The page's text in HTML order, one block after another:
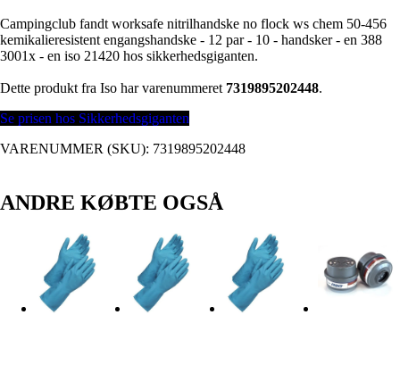
Campingclub fandt worksafe nitrilhandske no flock ws chem 50-456
kemikalieresistent engangshandske - 12 par - 10 - handsker - en 388
3001x - en iso 21420 hos sikkerhedsgiganten.
Dette produkt fra Iso har varenummeret 7319895202448.
Se prisen hos Sikkerhedsgiganten
VARENUMMER (SKU): 7319895202448
ANDRE KØBTE OGSÅ